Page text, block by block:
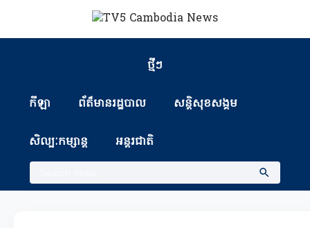
ថ្មីៗ
កីឡា ព័ត៏មានរដ្ឋបាល សន្តិសុខសង្គម
សិល្បៈកម្សាន្ត អន្តរជាតិ